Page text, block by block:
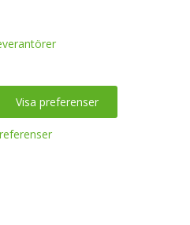
Visa preferenser